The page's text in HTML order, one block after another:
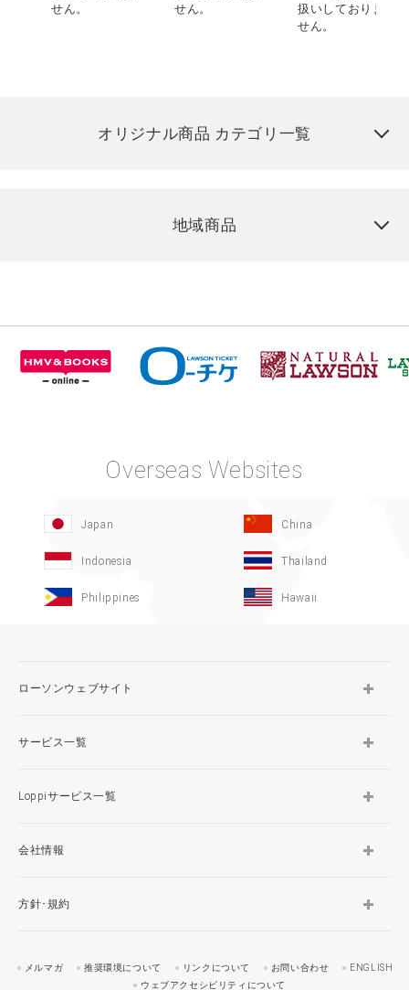
せん。
せん。
扱いしておりま
せん。
オリジナル商品 カテゴリ一覧
地域商品
Overseas Websites
Japan China
Indonesia Thailand
Philippines Hawaii
ローソンウェブサイト
サービス一覧
Loppiサービス一覧
会社情報
方針･規約
メルマガ 推奨環境について リンクについて お問い合わせ
ENGLISH
ウェブアクセシビリティについて